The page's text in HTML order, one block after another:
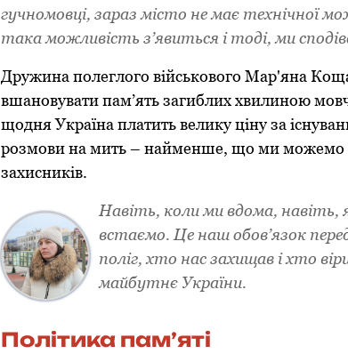
гучномовці, зараз місто не має технічної
така можливість з’явиться і тоді, ми
Дружина полеглого військового Мар'яна
вшановувати пам’ять загиблих хвилиною
щодня Україна платить велику ціну за
розмови на мить – найменше, що ми можемо
захисників.
Навіть, коли ми вдома, навіть,
встаємо. Це наш обов’язок
поліг, хто нас захищав і хто
майбутнє України.
Політика пам’яті